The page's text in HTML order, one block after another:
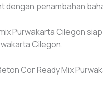
dengan penambahan
Purwakarta Cilegon
Cilegon.
Cor Ready Mix